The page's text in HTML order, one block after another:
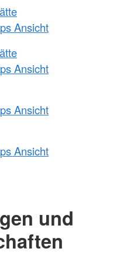
Ansicht
Ansicht
Ansicht
Ansicht
und